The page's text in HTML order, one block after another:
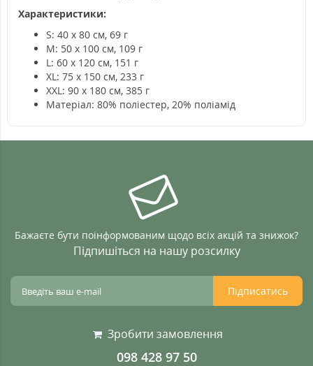
Характеристики:
S: 40 x 80 см, 69 г
M: 50 x 100 см, 109 г
L: 60 x 120 см, 151 г
XL: 75 x 150 см, 233 г
XXL: 90 x 180 см, 385 г
Матеріал: 80% поліестер, 20% поліамід
Бажаєте бути поінформованим щодо всіх акцій та знижок?
Підпишіться на нашу розсилку
Підписатись
Зробити замовлення
098 428 97 50